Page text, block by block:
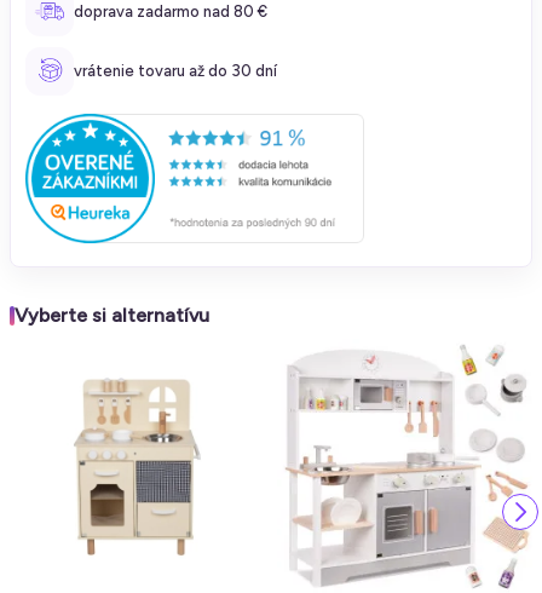
doprava zadarmo nad 80 €
vrátenie tovaru až do 30 dní
Vyberte si alternatívu